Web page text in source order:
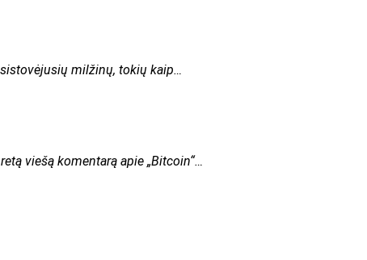
milžinų, tokių kaip…
viešą komentarą apie „Bitcoin“…